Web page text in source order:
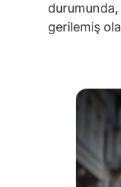
durumunda,
gerilemiş